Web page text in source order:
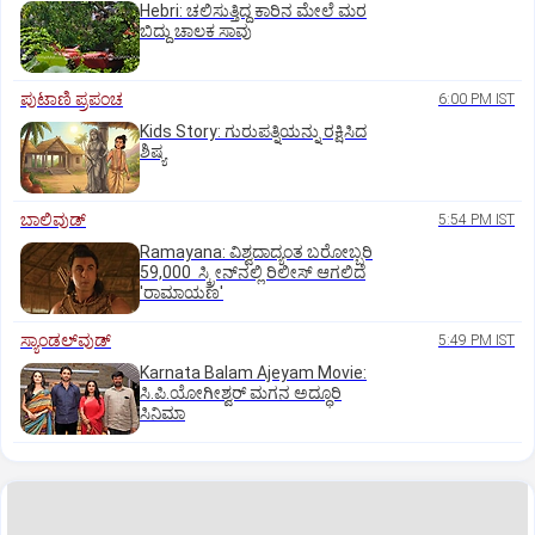
Hebri: ಚಲಿಸುತ್ತಿದ್ದ ಕಾರಿನ ಮೇಲೆ ಮರ
ಬಿದ್ದು ಚಾಲಕ ಸಾವು
ಪುಟಾಣಿ ಪ್ರಪಂಚ 6:00 PM IST
Kids Story: ಗುರುಪತ್ನಿಯನ್ನು ರಕ್ಷಿಸಿದ
ಶಿಷ್ಯ
ಬಾಲಿವುಡ್‌ 5:54 PM IST
Ramayana: ವಿಶ್ವದಾದ್ಯಂತ ಬರೋಬ್ಬರಿ
59,000 ಸ್ಕ್ರೀನ್‌ನಲ್ಲಿ ರಿಲೀಸ್‌ ಆಗಲಿದೆ
'ರಾಮಾಯಣ'
ಸ್ಯಾಂಡಲ್‌ವುಡ್‌ 5:49 PM IST
Karnata Balam Ajeyam Movie:
ಸಿ.ಪಿ.ಯೋಗೀಶ್ವರ್‌ ಮಗನ ಅದ್ಧೂರಿ
ಸಿನಿಮಾ